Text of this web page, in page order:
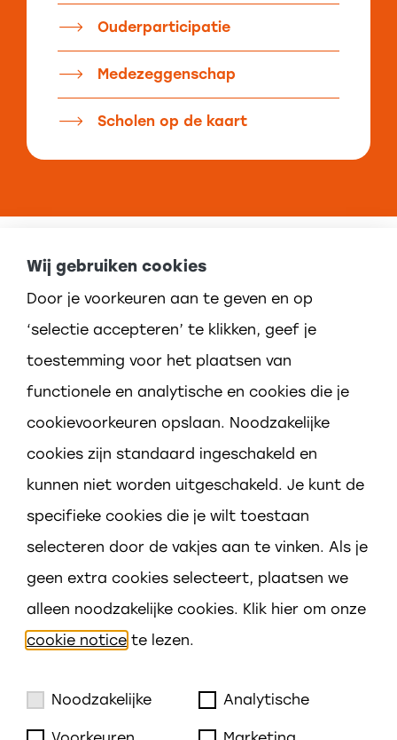
Ouderparticipatie
Medezeggenschap
Scholen op de kaart
Adres
Keeten 2
4417 CD Hansweert
0113 381945
Wij gebruiken cookies
Door je voorkeuren aan te geven en op
‘selectie accepteren’ te klikken, geef je
toestemming voor het plaatsen van
functionele en analytische en cookies die je
cookievoorkeuren opslaan. Noodzakelijke
cookies zijn standaard ingeschakeld en
kunnen niet worden uitgeschakeld. Je kunt de
specifieke cookies die je wilt toestaan
selecteren door de vakjes aan te vinken. Als je
geen extra cookies selecteert, plaatsen we
alleen noodzakelijke cookies. Klik hier om onze
cookie notice te lezen.
Noodzakelijke Analytische